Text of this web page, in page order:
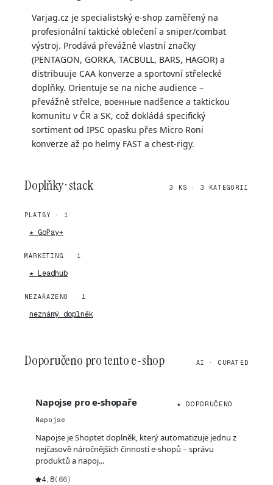
Varjag.cz je specialistský e-shop zaměřený na
profesionální taktické oblečení a sniper/combat
výstroj. Prodává převážně vlastní značky
(PENTAGON, GORKA, TACBULL, BARS, HAGOR) a
distribuuje CAA konverze a sportovní střelecké
doplňky. Orientuje se na niche audience –
převážně střelce, военные nadšence a taktickou
komunitu v ČR a SK, což dokládá specifický
sortiment od IPSC opasku přes Micro Roni
konverze až po helmy FAST a chest-rigy.
Doplňky · stack 3 KS · 3 KATEGORIÍ
PLATBY · 1
★ GoPay+
MARKETING · 1
★ Leadhub
NEZAŘAZENO · 1
neznámý doplněk
Doporučeno pro tento e-shop AI · CURATED
Napojse pro e-shopaře
★ DOPORUČENO
Napojse
Napojse je Shoptet doplněk, který automatizuje jednu z
nejčasově náročnějších činností e-shopů – správu
produktů a napoj...
4,8(66)